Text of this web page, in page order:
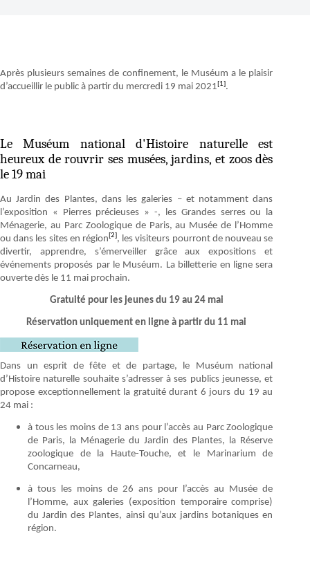
Après plusieurs semaines de confinement, le Muséum a le plaisir
d’accueillir le public à partir du mercredi 19 mai 2021[1].
Le Muséum national d'Histoire naturelle est
heureux de rouvrir ses musées, jardins, et zoos dès
le 19 mai
Au Jardin des Plantes, dans les galeries – et notamment dans
l’exposition « Pierres précieuses » -, les Grandes serres ou la
Ménagerie, au Parc Zoologique de Paris, au Musée de l’Homme
ou dans les sites en région[2], les visiteurs pourront de nouveau se
divertir, apprendre, s’émerveiller grâce aux expositions et
événements proposés par le Muséum. La billetterie en ligne sera
ouverte dès le 11 mai prochain.
Gratuité pour les jeunes du 19 au 24 mai
Réservation uniquement en ligne à partir du 11 mai
Dans un esprit de fête et de partage, le Muséum national
d’Histoire naturelle souhaite s’adresser à ses publics jeunesse, et
propose exceptionnellement la gratuité durant 6 jours du 19 au
24 mai :
à tous les moins de 13 ans pour l’accès au Parc Zoologique
de Paris, la Ménagerie du Jardin des Plantes, la Réserve
zoologique de la Haute-Touche, et le Marinarium de
Concarneau,
à tous les moins de 26 ans pour l’accès au Musée de
l’Homme, aux galeries (exposition temporaire comprise)
du Jardin des Plantes, ainsi qu’aux jardins botaniques en
région.